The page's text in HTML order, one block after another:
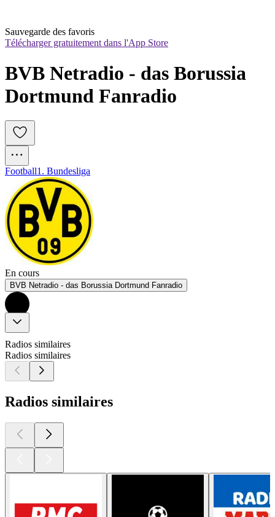
Sauvegarde des favoris
Télécharger gratuitement dans l'App Store
BVB Netradio - das Borussia
Dortmund Fanradio
Football1. Bundesliga
En cours
BVB Netradio - das Borussia Dortmund Fanradio
Radios similaires
Radios similaires
Radios similaires